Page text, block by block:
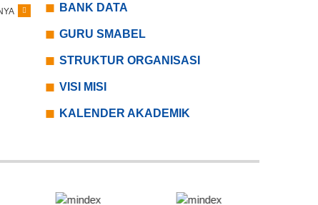
BANK DATA
GURU SMABEL
STRUKTUR ORGANISASI
VISI MISI
KALENDER AKADEMIK